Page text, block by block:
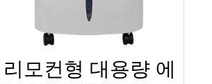
모컨형 대용량 에